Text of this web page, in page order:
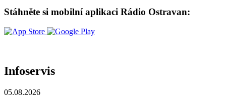
Stáhněte si mobilní aplikaci Rádio Ostravan:
Infoservis
05.08.2026